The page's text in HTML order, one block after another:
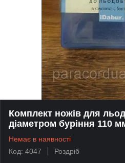
Комплект ножів для
діаметром буріння 110
Немає в наявності
Код: 4047
Роздріб